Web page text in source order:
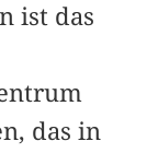
ist das
das in